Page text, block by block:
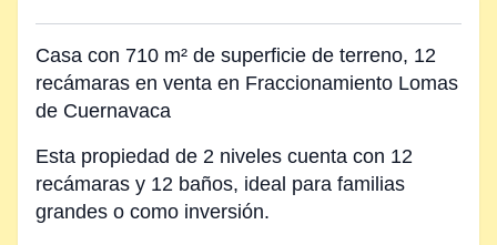
Casa con 710 m² de superficie de terreno, 12
recámaras en venta en Fraccionamiento Lomas
de Cuernavaca
Esta propiedad de 2 niveles cuenta con 12
recámaras y 12 baños, ideal para familias
grandes o como inversión.